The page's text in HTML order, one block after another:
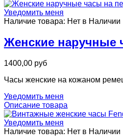
Уведомить меня
Наличие товара: Нет в Наличии
Женские наручные
1400,00 руб
Часы женские на кожаном
Уведомить меня
Описание товара
Уведомить меня
Наличие товара: Нет в Наличии